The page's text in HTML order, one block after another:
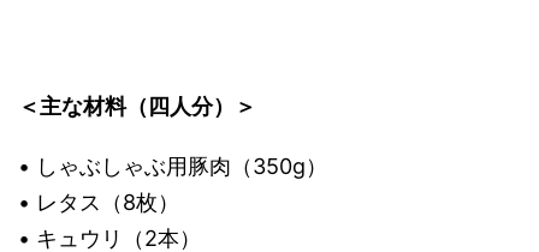
＜主な材料（四人分）＞
• しゃぶしゃぶ用豚肉（350g）
• レタス（8枚）
• キュウリ（2本）